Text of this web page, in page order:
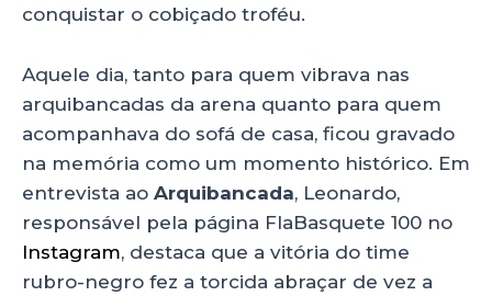
conquistar o cobiçado troféu.
Aquele dia, tanto para quem vibrava nas
arquibancadas da arena quanto para quem
acompanhava do sofá de casa, ficou gravado
na memória como um momento histórico. Em
entrevista ao Arquibancada, Leonardo,
responsável pela página FlaBasquete 100 no
Instagram, destaca que a vitória do time
rubro-negro fez a torcida abraçar de vez a